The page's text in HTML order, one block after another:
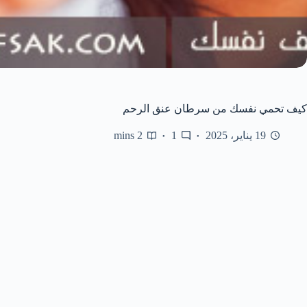
كيف تحمي نفسك من سرطان عنق الرحم
19 يناير، 2025 1
2 mins